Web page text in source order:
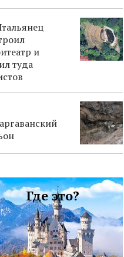
и
туда
Где это?